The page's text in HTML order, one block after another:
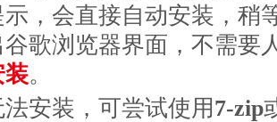
，会直接自动安装，稍
谷歌浏览器界面，不需要
。
安装，可尝试使用7-zip